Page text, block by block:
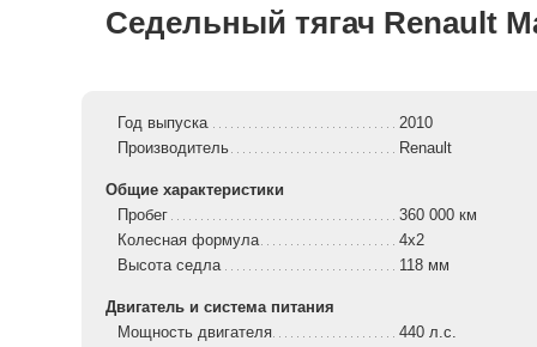
Седельный тягач Renault
Год выпуска
2010
Производитель
Renault
Общие характеристики
Пробег
360 000 км
Колесная формула
4x2
Высота седла
118 мм
Двигатель и система питания
Мощность двигателя
440 л.с.